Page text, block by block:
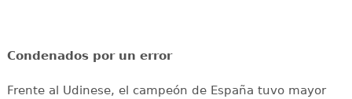
Condenados por un error
Frente al Udinese, el campeón de España tuvo mayor